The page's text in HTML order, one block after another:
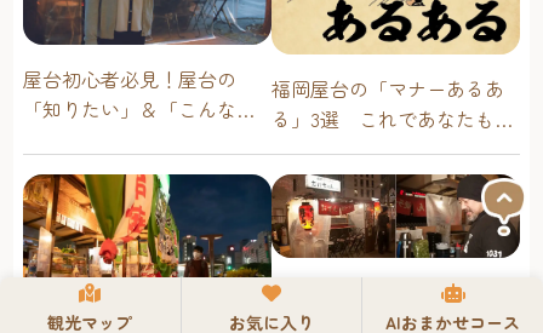
屋台初心者必見！屋台の
「知りたい」＆「こんな時
問に答えます！
福岡屋台の「マナーあるあ
る」3選 これであなたも屋
台通！
屋台の店主が教える！“美味
しい屋台” ～おすすめ屋台
観光マップ お気に入り AIおまかせコース